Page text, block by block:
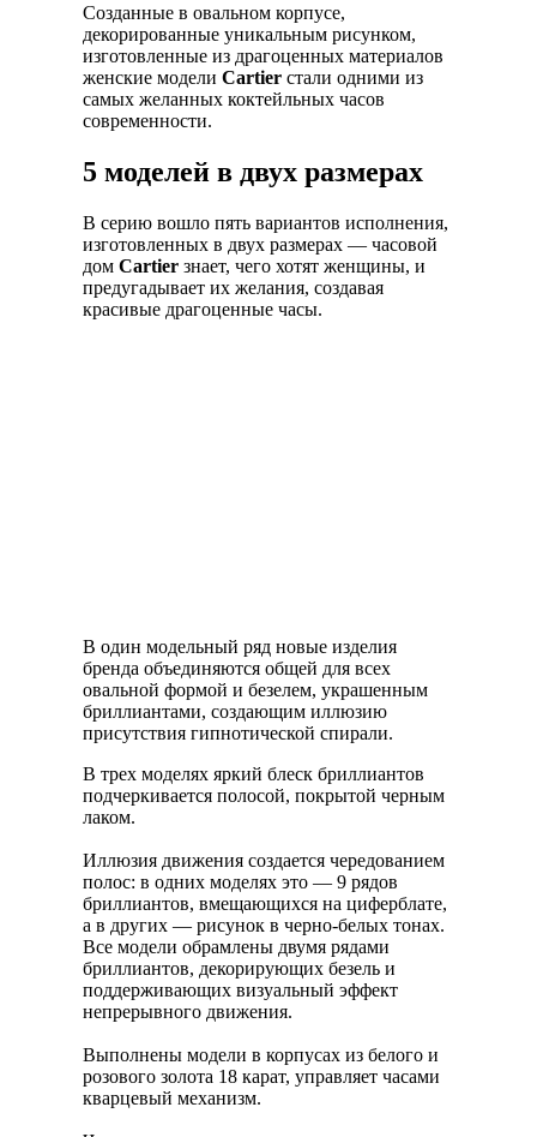
Созданные в овальном корпусе,
декорированные уникальным рисунком,
изготовленные из драгоценных материалов
женские модели Cartier стали одними из
самых желанных коктейльных часов
современности.
5 моделей в двух размерах
В серию вошло пять вариантов исполнения,
изготовленных в двух размерах — часовой
дом Cartier знает, чего хотят женщины, и
предугадывает их желания, создавая
красивые драгоценные часы.
В один модельный ряд новые изделия
бренда объединяются общей для всех
овальной формой и безелем, украшенным
бриллиантами, создающим иллюзию
присутствия гипнотической спирали.
В трех моделях яркий блеск бриллиантов
подчеркивается полосой, покрытой черным
лаком.
Иллюзия движения создается чередованием
полос: в одних моделях это — 9 рядов
бриллиантов, вмещающихся на циферблате,
а в других — рисунок в черно-белых тонах.
Все модели обрамлены двумя рядами
бриллиантов, декорирующих безель и
поддерживающих визуальный эффект
непрерывного движения.
Выполнены модели в корпусах из белого и
розового золота 18 карат, управляет часами
кварцевый механизм.